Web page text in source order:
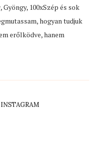
100xSzép és sok
hogyan tudjuk
erőlködve, hanem
INSTAGRAM